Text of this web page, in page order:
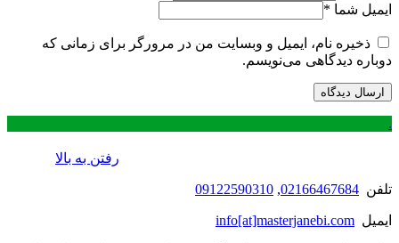
ایمیل شما *
ذخیره نام، ایمیل و وبسایت من در مرورگر برای زمانی که
دوباره دیدگاهی می‌نویسم.
.
رفتن به بالا
تلفن 02166467684
,
09122590310
ایمیل info[at]masterjanebi.com